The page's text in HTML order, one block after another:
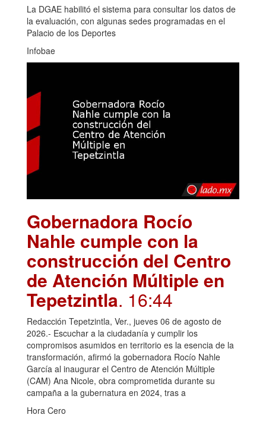
La DGAE habilitó el sistema para consultar los datos de
la evaluación, con algunas sedes programadas en el
Palacio de los Deportes
Infobae
Gobernadora Rocío
Nahle cumple con la
construcción del Centro
de Atención Múltiple en
Tepetzintla. 16:44
Redacción Tepetzintla, Ver., jueves 06 de agosto de
2026.- Escuchar a la ciudadanía y cumplir los
compromisos asumidos en territorio es la esencia de la
transformación, afirmó la gobernadora Rocío Nahle
García al inaugurar el Centro de Atención Múltiple
(CAM) Ana Nicole, obra comprometida durante su
campaña a la gubernatura en 2024, tras a
Hora Cero